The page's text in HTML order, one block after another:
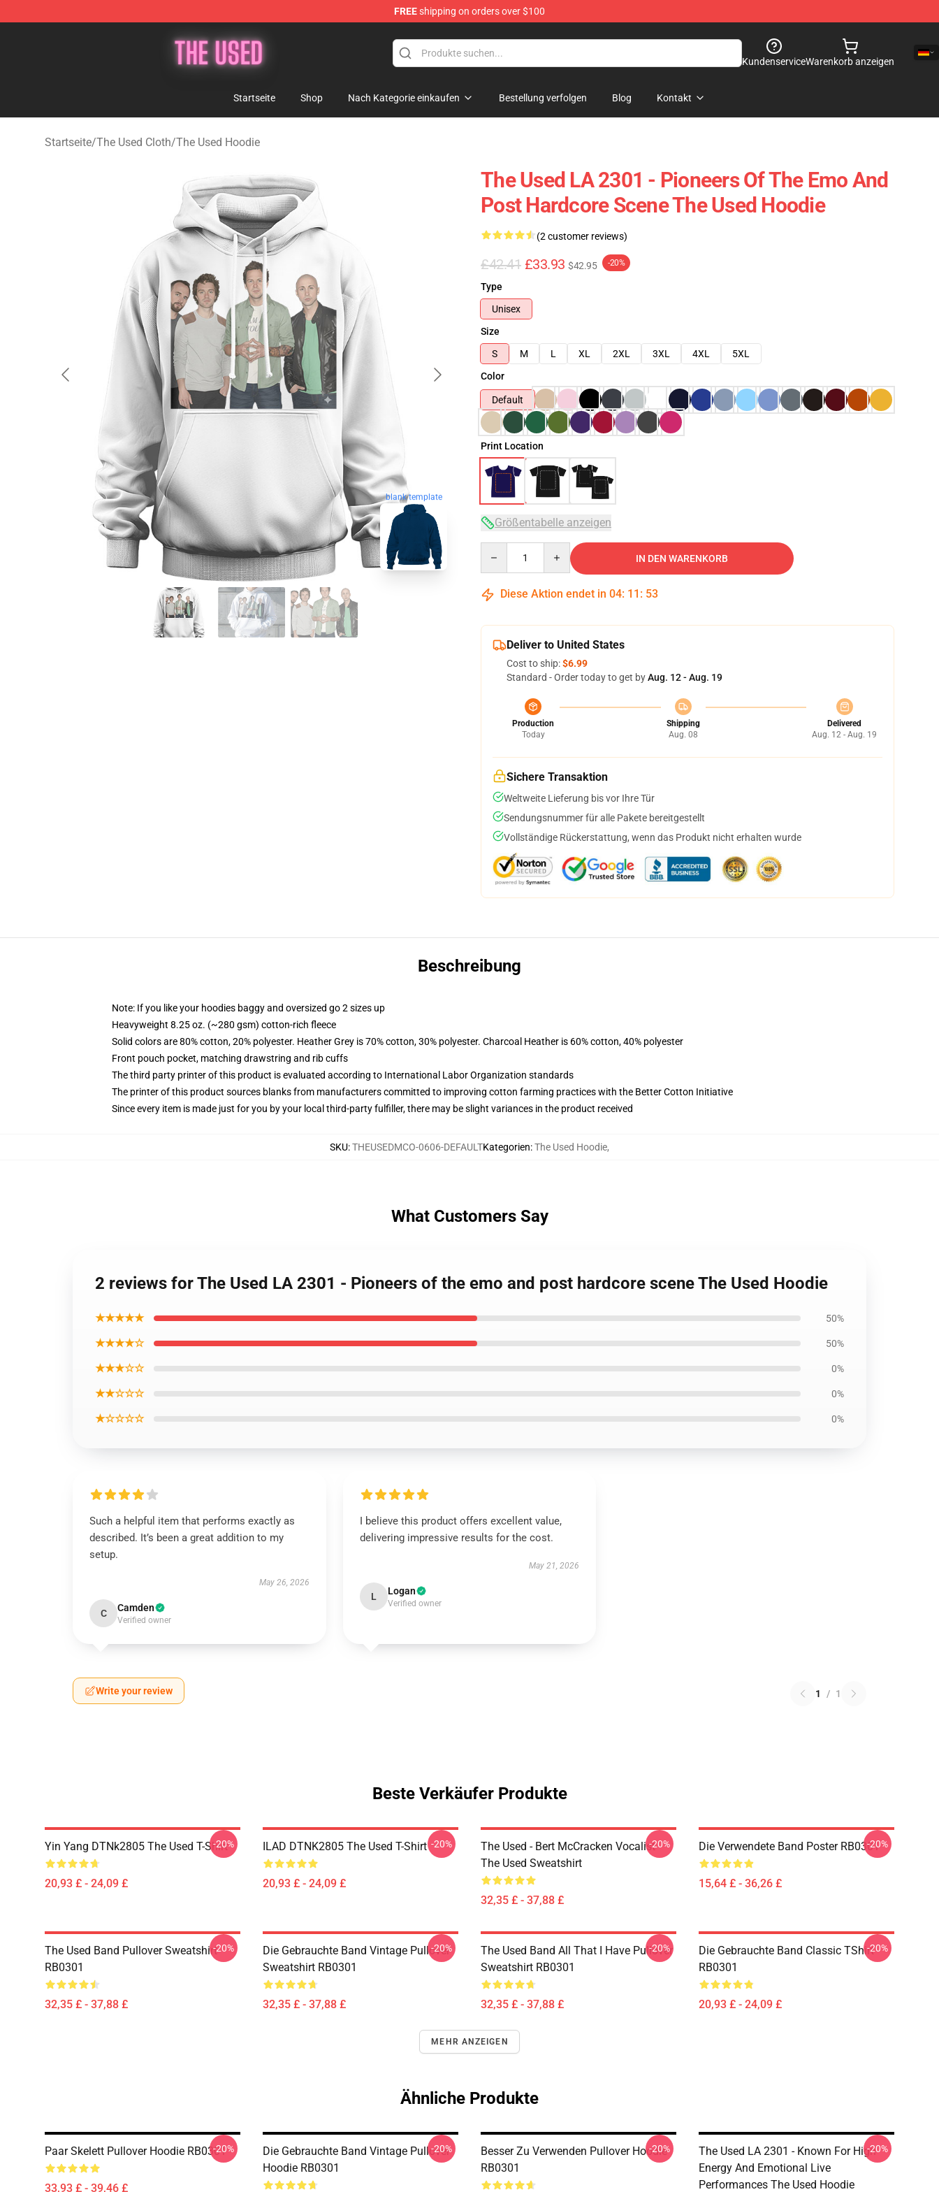
FREEshipping on orders over $100
KundenserviceWarenkorb anzeigen
Startseite Shop Nach Kategorie einkaufen Bestellung verfolgen Blog Kontakt
Startseite/The Used Cloth/The Used Hoodie
blank template
The Used LA 2301 - Pioneers Of The Emo And
Post Hardcore Scene The Used Hoodie
(2 customer reviews)
£42.41 £33.93 $42.95 -20%
Type
Unisex
Size
S
M L XL 2XL 3XL 4XL
5XL
Color
Default
Print Location
Größentabelle anzeigen
IN DEN WARENKORB
Diese Aktion endet in 04: 11 : 52
Deliver to United States
Cost to ship:$6.99
Standard - Order today to get byAug. 12 - Aug. 19
Production
Today
Shipping
Aug. 08
Delivered
Aug. 12 - Aug. 19
Sichere Transaktion
Weltweite Lieferung bis vor Ihre Tür
Sendungsnummer für alle Pakete bereitgestellt
Vollständige Rückerstattung, wenn das Produkt nicht erhalten wurde
Beschreibung
Note: If you like your hoodies baggy and oversized go 2 sizes up
Heavyweight 8.25 oz. (~280 gsm) cotton-rich fleece
Solid colors are 80% cotton, 20% polyester. Heather Grey is 70% cotton, 30% polyester. Charcoal Heather is 60% cotton, 40% polyester
Front pouch pocket, matching drawstring and rib cuffs
The third party printer of this product is evaluated according to International Labor Organization standards
The printer of this product sources blanks from manufacturers committed to improving cotton farming practices with the Better Cotton Initiative
Since every item is made just for you by your local third-party fulfiller, there may be slight variances in the product received
SKU:THEUSEDMCO-0606-DEFAULTKategorien:The Used Hoodie,
What Customers Say
2 reviews for The Used LA 2301 - Pioneers of the emo and post hardcore scene The Used Hoodie
★★★★★ 50%
★★★★☆ 50%
★★★☆☆ 0%
★★☆☆☆ 0%
★☆☆☆☆ 0%
Such a helpful item that performs exactly as
described. It’s been a great addition to my
setup.
May 26, 2026
C Camden
Verified owner
I believe this product offers excellent value,
delivering impressive results for the cost.
May 21, 2026
L Logan
Verified owner
Write your review 1 / 1
Beste Verkäufer Produkte
Yin Yang DTNk2805 The Used T-Shirt
20,93 £ - 24,09 £
-20% ILAD DTNK2805 The Used T-Shirt
20,93 £ - 24,09 £
-20%
The Used - Bert McCracken Vocalist
The Used Sweatshirt
32,35 £ - 37,88 £
-20% Die Verwendete Band Poster RB0301
15,64 £ - 36,26 £
-20%
The Used Band Pullover Sweatshirt
RB0301
32,35 £ - 37,88 £
-20%
Die Gebrauchte Band Vintage Pullover
Sweatshirt RB0301
32,35 £ - 37,88 £
-20%
The Used Band All That I Have Pullover
Sweatshirt RB0301
32,35 £ - 37,88 £
-20%
Die Gebrauchte Band Classic TShirt
RB0301
20,93 £ - 24,09 £
-20%
MEHR ANZEIGEN
Ähnliche Produkte
Paar Skelett Pullover Hoodie RB0301
33,93 £ - 39,46 £
-20%
Die Gebrauchte Band Vintage Pullover
Hoodie RB0301
-20%
Besser Zu Verwenden Pullover Hoodie
RB0301
-20%
The Used LA 2301 - Known For High
Energy And Emotional Live
Performances The Used Hoodie
-20%